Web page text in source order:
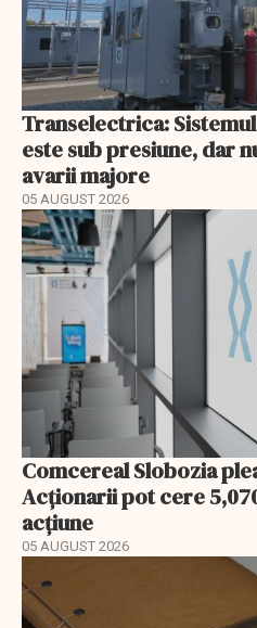
Transelectrica:
este sub presiune, dar
avarii majore
05 AUGUST 2026
Comcereal Slobozia
Acționarii pot cere
acțiune
05 AUGUST 2026